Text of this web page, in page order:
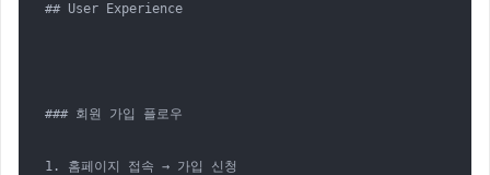
## User Experience
### 회원 가입 플로우
1. 홈페이지 접속 → 가입 신청